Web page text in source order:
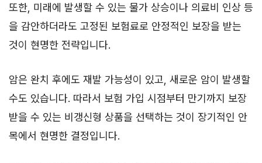
또한, 미래에 발생할 수 있는 물가 상승이나 의료비 인상 등
을 감안하더라도 고정된 보험료로 안정적인 보장을 받는
것이 현명한 전략입니다.
암은 완치 후에도 재발 가능성이 있고, 새로운 암이 발생할
수도 있습니다. 따라서 보험 가입 시점부터 만기까지 보장
받을 수 있는 비갱신형 상품을 선택하는 것이 장기적인 안
목에서 현명한 결정입니다.